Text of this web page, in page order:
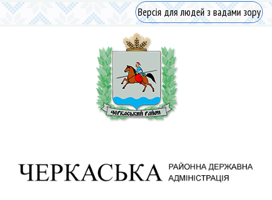
Версія для людей з вадами зору